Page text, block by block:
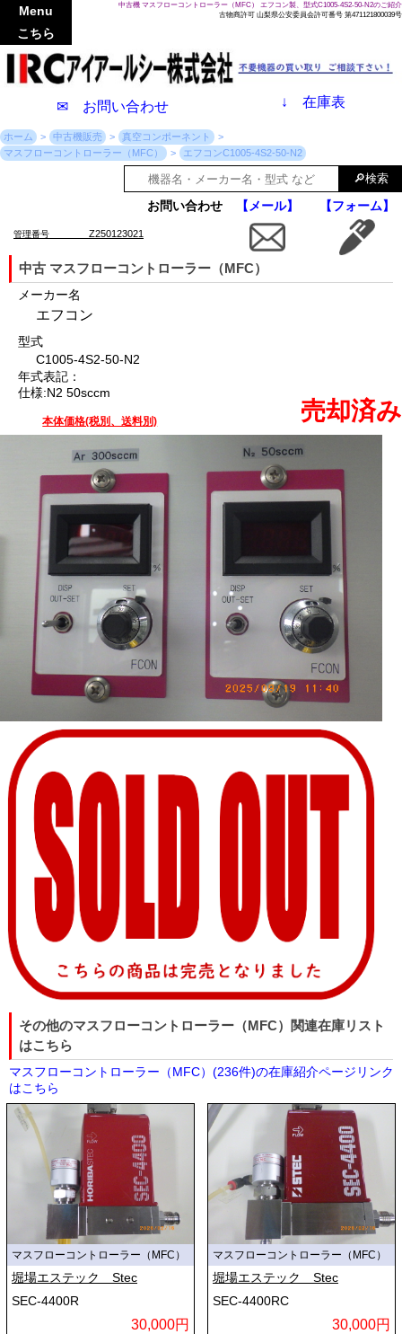
中古機 マスフローコントローラー（MFC） エフコン製、型式C1005-4S2-50-N2のご紹介
古物商許可 山梨県公安委員会許可番号 第471121800039号
✉ お問い合わせ ↓ 在庫表
Menu
こちら
ホーム 中古機販売
真空コンポーネント
マスフローコントローラー（MFC）
エフコンC1005-4S2-50-N2
お問い合わせ 【メール】 【フォーム】
管理番号 Z250123021
中古 マスフローコントローラー（MFC）
メーカー名
エフコン
型式
C1005-4S2-50-N2
年式表記：
仕様:N2 50sccm
本体価格(税別、送料別) 売却済み
その他のマスフローコントローラー（MFC）関連在庫リスト
はこちら
マスフローコントローラー（MFC）(236件)の在庫紹介ページリンク
はこちら
マスフローコントローラー（MFC）
堀場エステック Stec
SEC-4400R
30,000円
マスフローコントローラー（MFC）
堀場エステック Stec
SEC-4400RC
30,000円